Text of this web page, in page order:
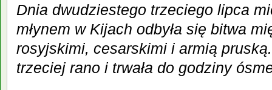
Dnia dwudziestego trzeciego lipca
młynem w Kijach odbyła się bitwa
rosyjskimi, cesarskimi i armią
trzeciej rano i trwała do godziny